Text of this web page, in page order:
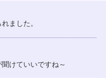
ました。
けていいですね～